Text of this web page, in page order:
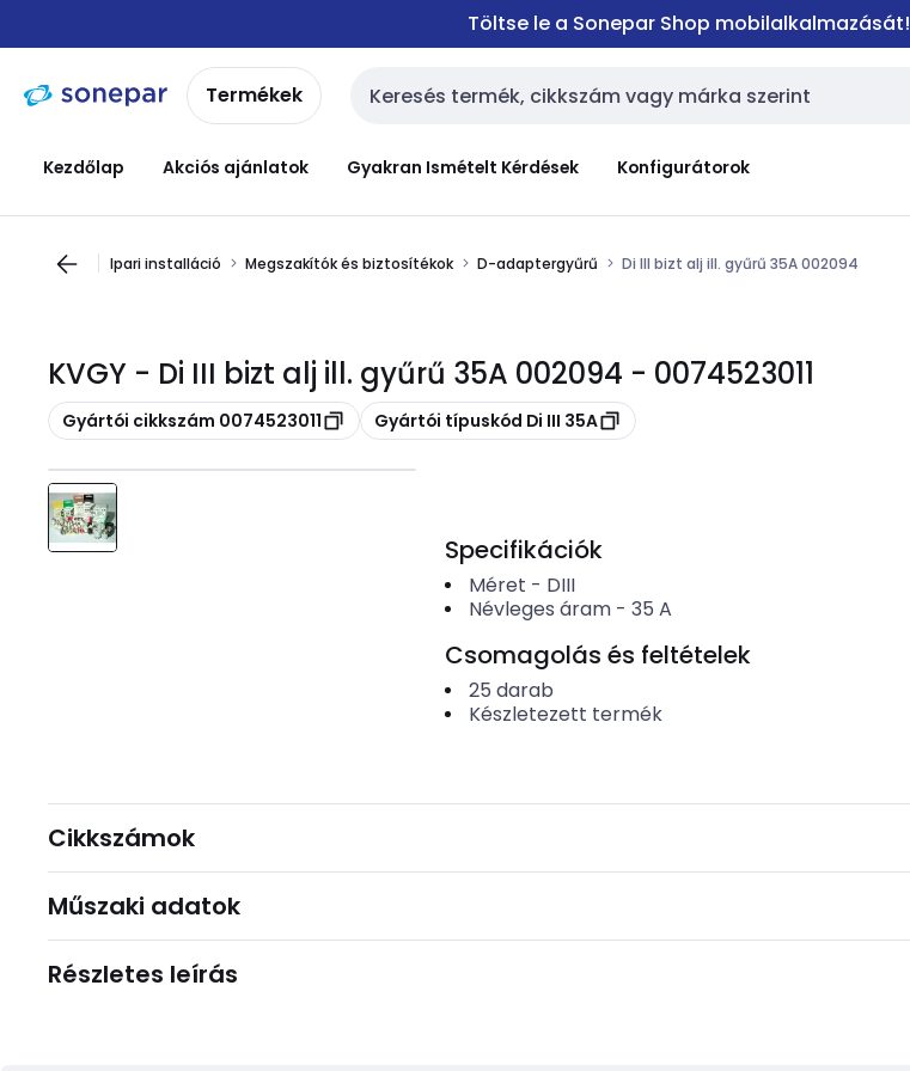
navigációhoztartalomra
Töltse le a Sonepar Shop mobilalkalmazását!
Termékek Keresési bemenet
Kezdőlap Akciós ajánlatok Gyakran Ismételt Kérdések Konfigurátorok
Ipari installáció Megszakítók és biztosítékok D-adaptergyűrű Di III bizt alj ill. gyűrű 35A 002094
KVGY - Di III bizt alj ill. gyűrű 35A 002094 - 0074523011
Másolás
Gyártói cikkszám 0074523011 Másolás
Gyártói típuskód Di III 35A
Specifikációk
Méret - DIII
Névleges áram- 35 A
Csomagolás és feltételek
25 darab
Készletezett termék
Cikkszámok
Műszaki adatok
Részletes leírás